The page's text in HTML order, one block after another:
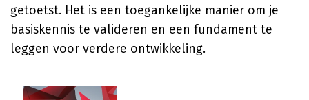
getoetst. Het is een toegankelijke manier om je
basiskennis te valideren en een fundament te
leggen voor verdere ontwikkeling.